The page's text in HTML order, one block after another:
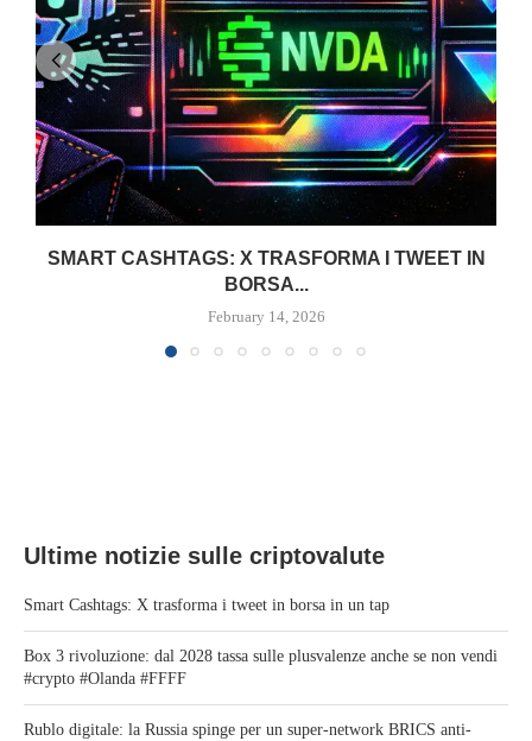
SMART CASHTAGS: X TRASFORMA I TWEET IN
BORSA...
February 14, 2026
Ultime notizie sulle criptovalute
Smart Cashtags: X trasforma i tweet in borsa in un tap
Box 3 rivoluzione: dal 2028 tassa sulle plusvalenze anche se non vendi
#crypto #Olanda #FFFF
Rublo digitale: la Russia spinge per un super-network BRICS anti-